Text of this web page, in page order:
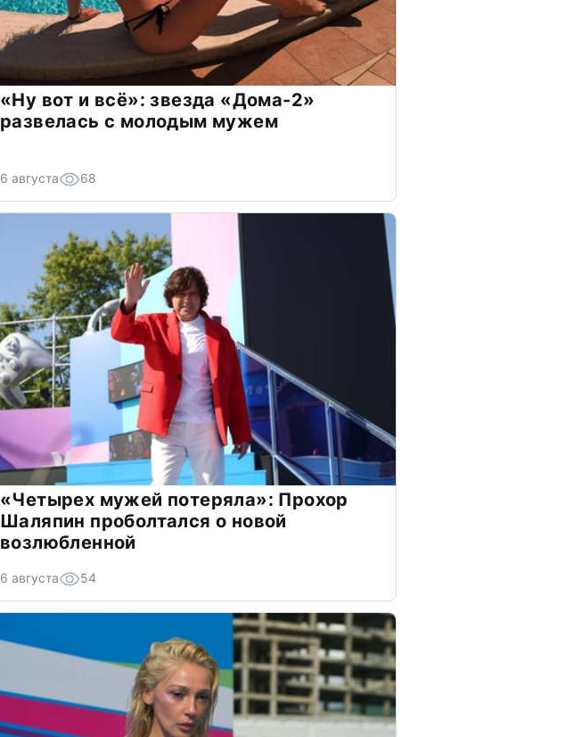
«Ну вот и всё»: звезда «Дома-2»
развелась с молодым мужем
6 августа 68
«Четырех мужей потеряла»: Прохор
Шаляпин проболтался о новой
возлюбленной
6 августа 54